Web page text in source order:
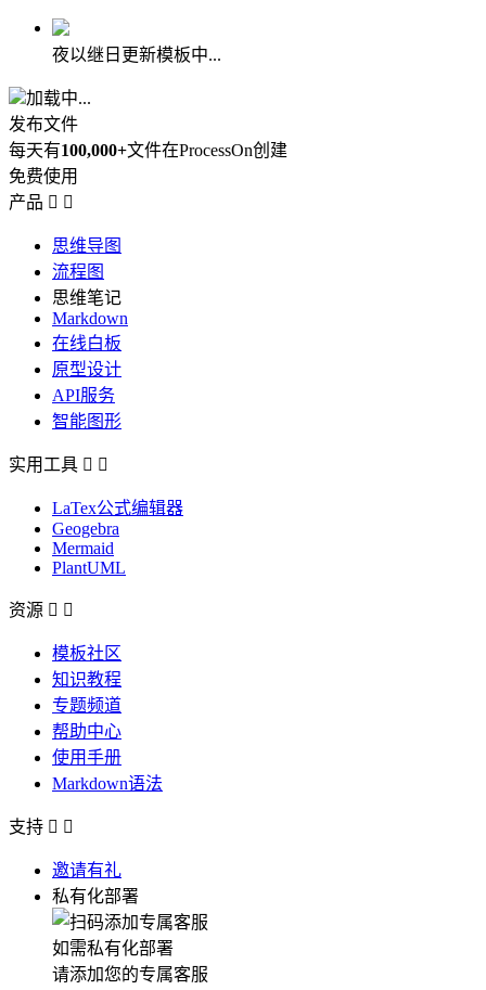
夜以继日更新模板中...
加载中...
发布文件
每天有100,000+文件在ProcessOn创建
免费使用
产品  
思维导图
流程图
思维笔记
Markdown
在线白板
原型设计
API服务
智能图形
实用工具  
LaTex公式编辑器
Geogebra
Mermaid
PlantUML
资源  
模板社区
知识教程
专题频道
帮助中心
使用手册
Markdown语法
支持  
邀请有礼
私有化部署
如需私有化部署
请添加您的专属客服